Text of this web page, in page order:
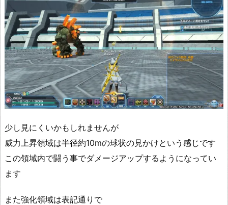
少し見にくいかもしれませんが
威力上昇領域は半径約10mの球状の見かけという感じです
この領域内で闘う事でダメージアップするようになってい
ます
また強化領域は表記通りで